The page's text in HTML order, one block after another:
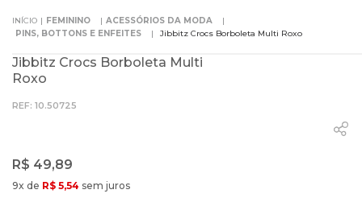
FEMININO
ACESSÓRIOS DA MODA
PINS, BOTTONS E ENFEITES
Jibbitz Crocs Borboleta Multi Roxo
Jibbitz Crocs Borboleta Multi
Roxo
: 10.50725
R$ 49,89
9x de R$ 5,54 sem juros